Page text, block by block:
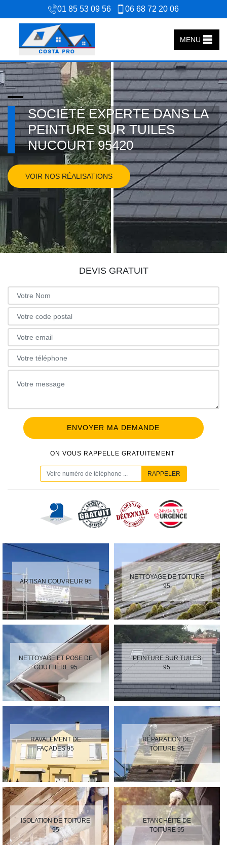
01 85 53 09 56 06 68 72 20 06
MENU
SOCIÉTÉ EXPERTE DANS LA
PEINTURE SUR TUILES
NUCOURT 95420
VOIR NOS RÉALISATIONS
DEVIS GRATUIT
ON VOUS RAPPELLE GRATUITEMENT
ARTISAN COUVREUR 95
NETTOYAGE DE TOITURE
95
NETTOYAGE ET POSE DE
GOUTTIÈRE 95
PEINTURE SUR TUILES
95
RAVALEMENT DE
FAÇADES 95
RÉPARATION DE
TOITURE 95
ISOLATION DE TOITURE
95
ETANCHÉITÉ DE
TOITURE 95